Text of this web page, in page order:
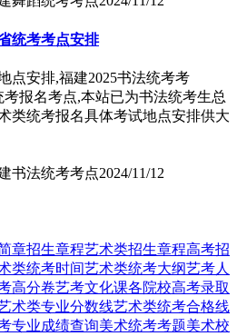
统考考点安排
点安排,福建2025书法统考考
考报名考点,本站已为书法统考生总
类统考报名具体考试地点安排供大
书法统考考点2024/11/12
章招生章程艺术类招生章程高考招
类统考时间艺术类统考大纲艺考人
高分卷艺考文化课各院校高考录取
术类专业分数线艺术类统考合格线
专业成绩查询美术统考考题美术校